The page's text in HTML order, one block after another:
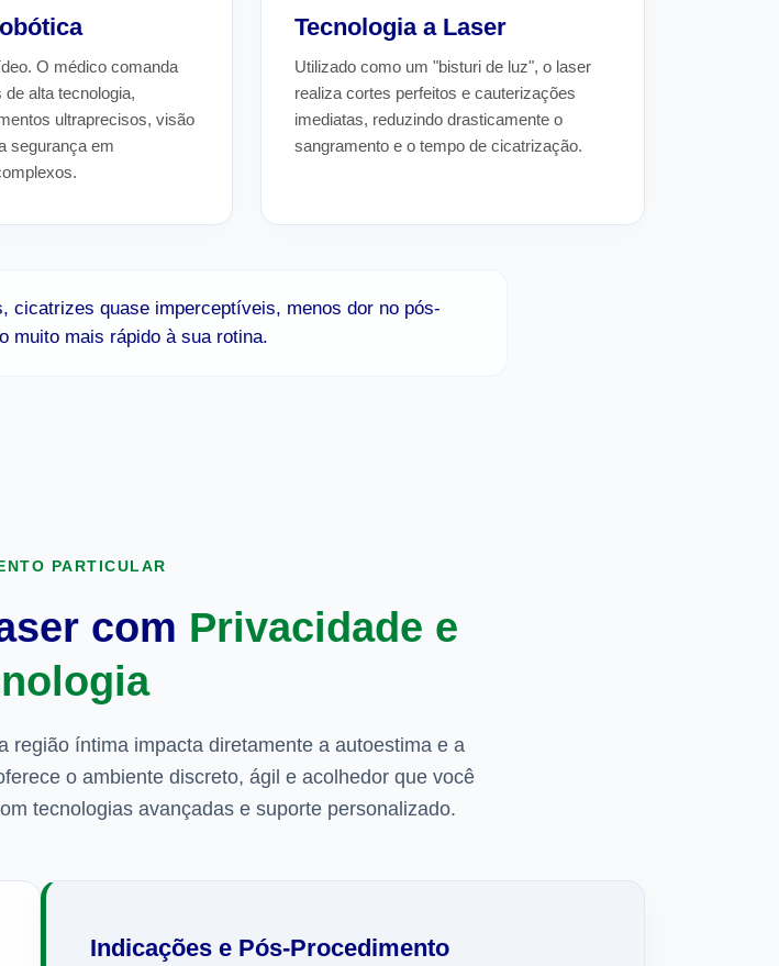
O médico comanda
alta tecnologia,
ultraprecisos, visão
segurança em
Tecnologia a Laser
Utilizado como um "bisturi de luz", o laser
realiza cortes perfeitos e cauterizações
imediatas, reduzindo drasticamente o
sangramento e o tempo de cicatrização.
cicatrizes quase imperceptíveis, menos dor no pós-
muito mais rápido à sua rotina.
PARTICULAR
com Privacidade e
região íntima impacta diretamente a autoestima e a
o ambiente discreto, ágil e acolhedor que você
tecnologias avançadas e suporte personalizado.
Indicações e Pós-Procedimento